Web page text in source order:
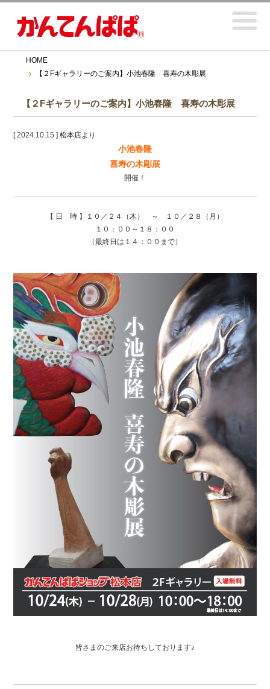
HOME
【２Fギャラリーのご案内】小池春隆 喜寿の木彫展
【２Fギャラリーのご案内】小池春隆 喜寿の木彫展
[ 2024.10.15 ]松本店より
小池春隆
喜寿の木彫展
開催！
【 日 時 】１０／２４（木） ～ １０／２８（月）
１０：００～１８：００
（最終日は１４：００まで）
皆さまのご来店お待ちしております♪